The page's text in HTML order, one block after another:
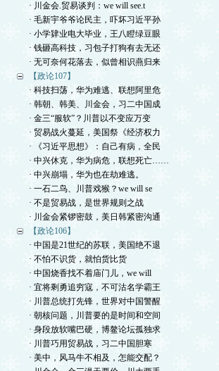
· 川金会.贸易谈判：we will see.t
· 毛新宇爷爷论民主，吓坏习近平孙
· 小学肄业电大毕业，王八瞪绿豆眼
· 钱砸高科技，习包子打狗有去无还
· 无可奈何花落去，似曾相识燕归来
【政论107】
· 科技扫荡，华为难逃、联想阿里危
· 韩朝、韩美、川金会，习二中国成
· 金三“服软”？川普以不变应万变
· 贸易战火蔓延，美国祭《经济权力
· 《习近平思想》：自己有病，全民
· 中兴休克，华为病危，联想死亡……
· 中兴崩塌，华为也在劫难逃。
· 一石二鸟、川普戏猴？we will se
· 不是贸易战，是世界规则之战
· 川金会紧锣密鼓，美日韩紧密沟通
【政论106】
· 中国是21世纪的苏联，美国绝不退
· 不怕不识货，就怕货比货
· 中国烧香找不着庙门儿，we will
· 宜将剩勇追穷寇，不可沽名学霸王
· 川普总统打先锋，世界对中国警醒
· 朝核问题，川普要的是时间和空间
· 身段放软嘴巴硬，博鳌论坛孤独求
· 川普巧用贸易战，习二中国胆寒
· 美中，风马牛不相及，怎能交配？